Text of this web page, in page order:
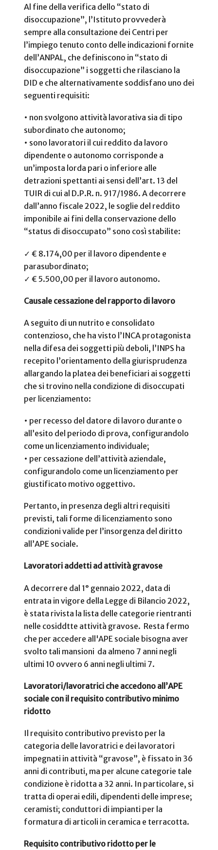
Al fine della verifica dello “stato di
disoccupazione”, l’Istituto provvederà
sempre alla consultazione dei Centri per
l’impiego tenuto conto delle indicazioni fornite
dell’ANPAL, che definiscono in “stato di
disoccupazione” i soggetti che rilasciano la
DID e che alternativamente soddisfano uno dei
seguenti requisiti:
• non svolgono attività lavorativa sia di tipo
subordinato che autonomo;
• sono lavoratori il cui reddito da lavoro
dipendente o autonomo corrisponde a
un’imposta lorda pari o inferiore alle
detrazioni spettanti ai sensi dell’art. 13 del
TUIR di cui al D.P.R. n. 917/1986. A decorrere
dall’anno fiscale 2022, le soglie del reddito
imponibile ai fini della conservazione dello
“status di disoccupato” sono così stabilite:
✓ € 8.174,00 per il lavoro dipendente e
parasubordinato;
✓ € 5.500,00 per il lavoro autonomo.
Causale cessazione del rapporto di lavoro
A seguito di un nutrito e consolidato
contenzioso, che ha visto l’INCA protagonista
nella difesa dei soggetti più deboli, l’INPS ha
recepito l’orientamento della giurisprudenza
allargando la platea dei beneficiari ai soggetti
che si trovino nella condizione di disoccupati
per licenziamento:
• per recesso del datore di lavoro durante o
all’esito del periodo di prova, configurandolo
come un licenziamento individuale;
• per cessazione dell’attività aziendale,
configurandolo come un licenziamento per
giustificato motivo oggettivo.
Pertanto, in presenza degli altri requisiti
previsti, tali forme di licenziamento sono
condizioni valide per l’insorgenza del diritto
all’APE sociale.
Lavoratori addetti ad attività gravose
A decorrere dal 1° gennaio 2022, data di
entrata in vigore della Legge di Bilancio 2022,
è stata rivista la lista delle categorie rientranti
nelle cosiddtte attività gravose. Resta fermo
che per accedere all'APE sociale bisogna aver
svolto tali mansioni da almeno 7 anni negli
ultimi 10 ovvero 6 anni negli ultimi 7.
Lavoratori/lavoratrici che accedono all’APE
sociale con il requisito contributivo minimo
ridotto
Il requisito contributivo previsto per la
categoria delle lavoratrici e dei lavoratori
impegnati in attività “gravose”, è fissato in 36
anni di contributi, ma per alcune categorie tale
condizione è ridotta a 32 anni. In particolare, si
tratta di operai edili, dipendenti delle imprese;
ceramisti; conduttori di impianti per la
formatura di articoli in ceramica e terracotta.
Requisito contributivo ridotto per le